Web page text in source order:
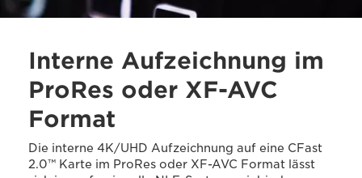
Interne Aufzeichnung im
ProRes oder XF-AVC
Format
Die interne 4K/UHD Aufzeichnung auf eine CFast
2.0™ Karte im ProRes oder XF-AVC Format lässt